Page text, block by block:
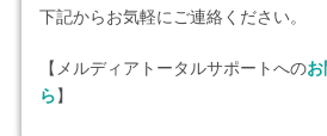
下記からお気軽にご連絡ください。
【メルディアトータルサポートへのお
ら】